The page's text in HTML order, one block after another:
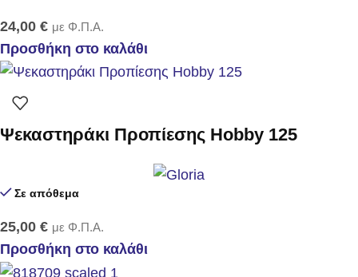
24,00 € με Φ.Π.Α.
Προσθήκη στο καλάθι
Ψεκαστηράκι Προπίεσης Hobby 125
Σε απόθεμα
25,00 € με Φ.Π.Α.
Προσθήκη στο καλάθι